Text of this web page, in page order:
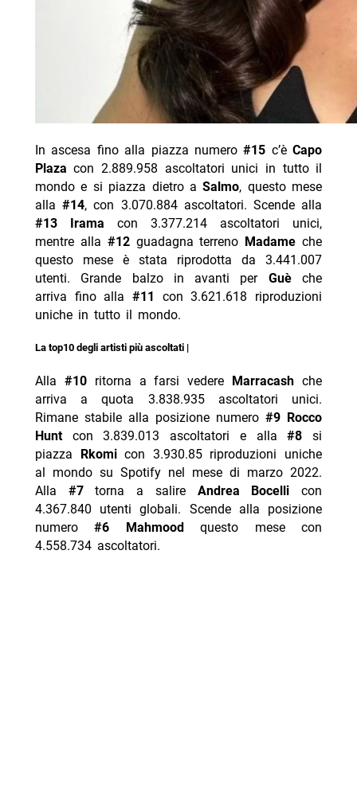
In ascesa fino alla piazza numero#15 c’èCapo
Plazacon 2.889.958 ascoltatori unici in tutto il
mondo e si piazza dietro aSalmo, questo mese
alla#14, con 3.070.884 ascoltatori. Scende alla
#13
Irama con 3.377.214 ascoltatori unici,
mentre alla #12guadagna terreno Madameche
questo mese è stata riprodotta da 3.441.007
utenti. Grande balzo in avanti per Guèche
arriva fino alla #11
con 3.621.618 riproduzioni
uniche in tutto il mondo.
La top10 degli artisti più ascoltati |
Alla #10ritorna a farsi vedere Marracashche
arriva a quota 3.838.935 ascoltatori unici.
Rimane stabile alla posizione numero#9 Rocco
Hunt con 3.839.013 ascoltatori e alla #8 si
piazza Rkomicon 3.930.85 riproduzioni uniche
al mondo su Spotify nel mese di marzo 2022.
Alla #7torna a salire Andrea Bocellicon
4.367.840 utenti globali. Scende alla posizione
numero#6 Mahmoodquesto mese con
4.558.734 ascoltatori.